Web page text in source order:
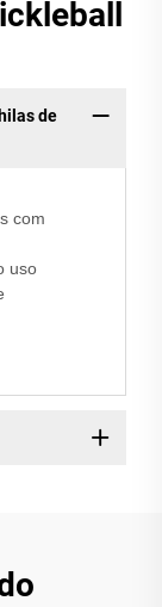
de
com
uso